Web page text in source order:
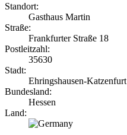
Standort:
Gasthaus Martin
Straße:
Frankfurter Straße 18
Postleitzahl:
35630
Stadt:
Ehringshausen-Katzenfurt
Bundesland:
Hessen
Land: